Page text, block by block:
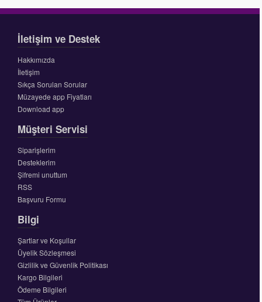
İletişim ve Destek
Hakkımızda
İletişim
Sıkça Sorulan Sorular
Müzayede app Fiyatları
Download app
Müşteri Servisi
Siparişlerim
Desteklerim
Şifremi unuttum
RSS
Başvuru Formu
Bilgi
Şartlar ve Koşullar
Üyelik Sözleşmesi
Gizlilik ve Güvenlik Politikası
Kargo Bilgileri
Ödeme Bilgileri